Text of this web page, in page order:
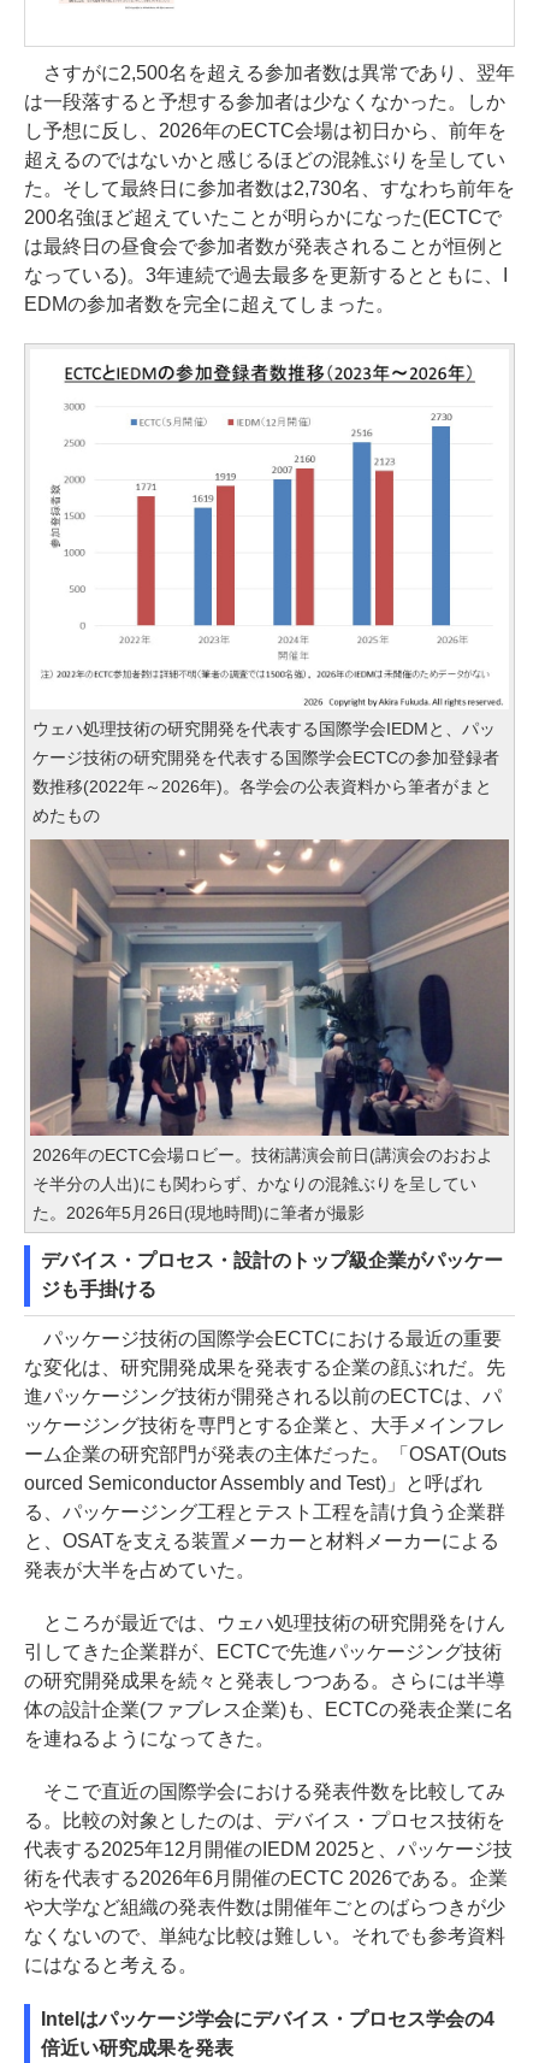
さすがに2,500名を超える参加者数は異常であり、翌年
は一段落すると予想する参加者は少なくなかった。しか
し予想に反し、2026年のECTC会場は初日から、前年を
超えるのではないかと感じるほどの混雑ぶりを呈してい
た。そして最終日に参加者数は2,730名、すなわち前年を
200名強ほど超えていたことが明らかになった(ECTCで
は最終日の昼食会で参加者数が発表されることが恒例と
なっている)。3年連続で過去最多を更新するとともに、I
EDMの参加者数を完全に超えてしまった。
ウェハ処理技術の研究開発を代表する国際学会IEDMと、パッ
ケージ技術の研究開発を代表する国際学会ECTCの参加登録者
数推移(2022年～2026年)。各学会の公表資料から筆者がまと
めたもの
2026年のECTC会場ロビー。技術講演会前日(講演会のおおよ
そ半分の人出)にも関わらず、かなりの混雑ぶりを呈してい
た。2026年5月26日(現地時間)に筆者が撮影
デバイス・プロセス・設計のトップ級企業がパッケー
ジも手掛ける
パッケージ技術の国際学会ECTCにおける最近の重要
な変化は、研究開発成果を発表する企業の顔ぶれだ。先
進パッケージング技術が開発される以前のECTCは、パ
ッケージング技術を専門とする企業と、大手メインフレ
ーム企業の研究部門が発表の主体だった。「OSAT(Outs
ourced Semiconductor Assembly and Test)」と呼ばれ
る、パッケージング工程とテスト工程を請け負う企業群
と、OSATを支える装置メーカーと材料メーカーによる
発表が大半を占めていた。
ところが最近では、ウェハ処理技術の研究開発をけん
引してきた企業群が、ECTCで先進パッケージング技術
の研究開発成果を続々と発表しつつある。さらには半導
体の設計企業(ファブレス企業)も、ECTCの発表企業に名
を連ねるようになってきた。
そこで直近の国際学会における発表件数を比較してみ
る。比較の対象としたのは、デバイス・プロセス技術を
代表する2025年12月開催のIEDM 2025と、パッケージ技
術を代表する2026年6月開催のECTC 2026である。企業
や大学など組織の発表件数は開催年ごとのばらつきが少
なくないので、単純な比較は難しい。それでも参考資料
にはなると考える。
Intelはパッケージ学会にデバイス・プロセス学会の4
倍近い研究成果を発表